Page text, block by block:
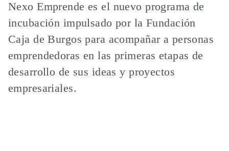
Nexo Emprende es el nuevo programa de
incubación impulsado por la Fundación
Caja de Burgos para acompañar a personas
emprendedoras en las primeras etapas de
desarrollo de sus ideas y proyectos
empresariales.